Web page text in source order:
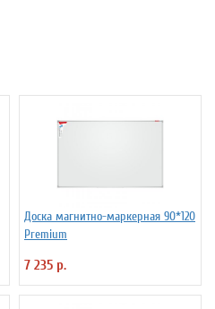
Доска магнитно-маркерная 90*120
Premium
7 235 р.